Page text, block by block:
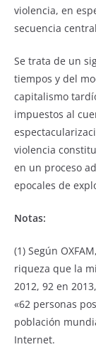
violencia, en
secuencia
Se trata de un
tiempos y del
capitalismo
impuestos al
violencia
en un proceso
epocales de
Notas:
(1) Según
riqueza que la
2012, 92 en
«62 personas
población
Internet.